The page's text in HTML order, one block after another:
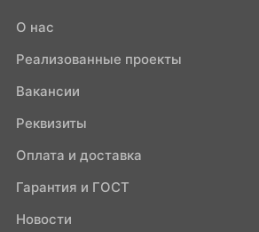
О нас
Реализованные проекты
Вакансии
Реквизиты
Оплата и доставка
Гарантия и ГОСТ
Новости